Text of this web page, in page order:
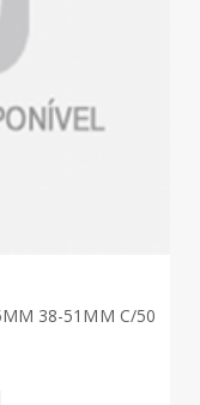
38-51MM C/50